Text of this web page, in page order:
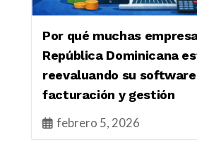
Por qué muchas
República Dominicana
reevaluando su
facturación y gestión
febrero 5, 2026